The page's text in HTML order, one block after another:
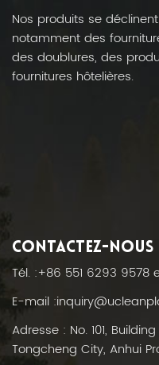
Nos produits se
notamment des
des doublures, des
fournitures hôtelières.
CONTACTEZ-NOUS
Tél. :+86 551 6293 9578
E-mail :
Adresse : No. 101,
Tongcheng City, Anhui